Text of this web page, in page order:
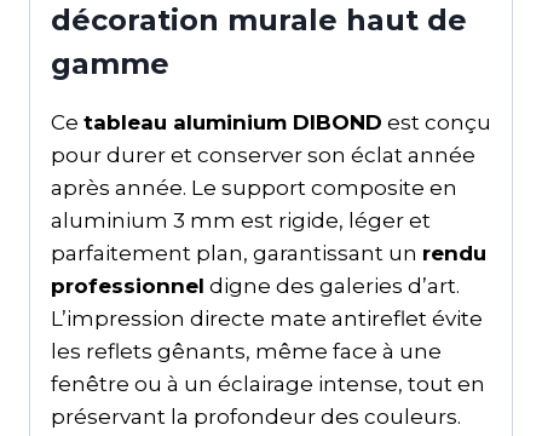
décoration murale haut de
gamme
Ce tableau aluminium DIBOND est conçu
pour durer et conserver son éclat année
après année. Le support composite en
aluminium 3 mm est rigide, léger et
parfaitement plan, garantissant un rendu
professionnel digne des galeries d’art.
L’impression directe mate antireflet évite
les reflets gênants, même face à une
fenêtre ou à un éclairage intense, tout en
préservant la profondeur des couleurs.